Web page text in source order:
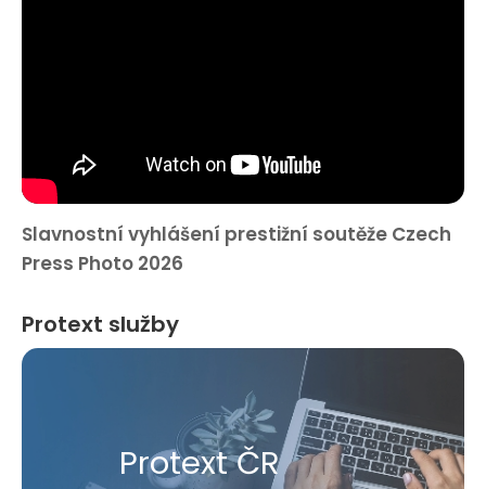
Slavnostní vyhlášení prestižní soutěže Czech
Press Photo 2026
Protext služby
Protext ČR